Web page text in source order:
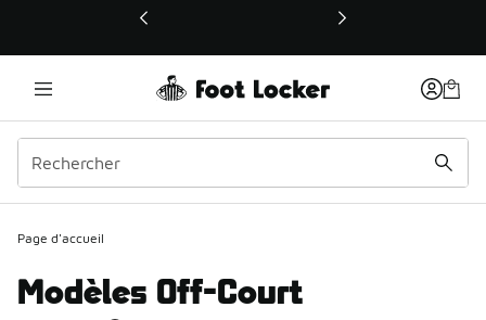
Ce lien ouvrira une nouvelle fenêtre
Page d'accueil
Modèles Off-Court